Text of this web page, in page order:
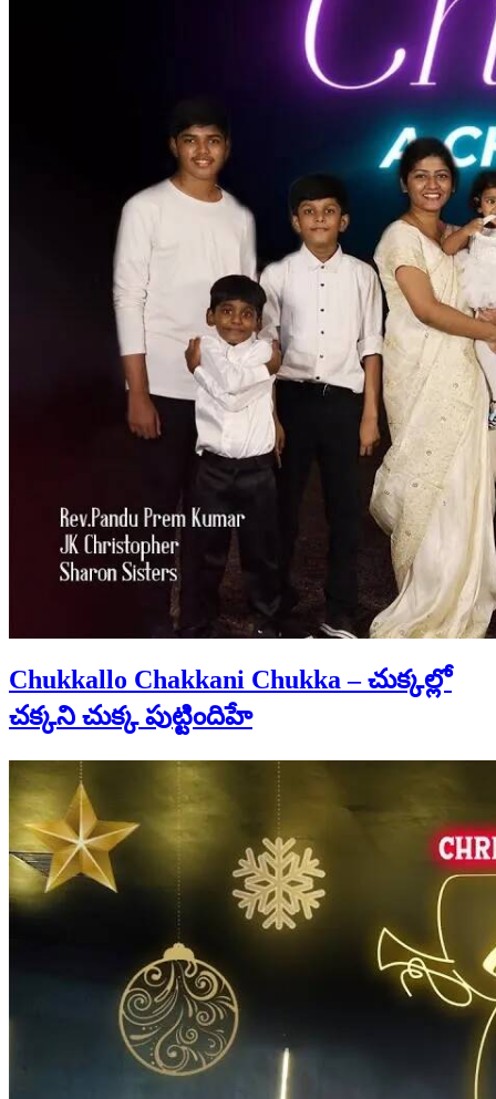
Chukkallo Chakkani Chukka – చుక్కల్లో
చక్కని చుక్క పుట్టిందిహే